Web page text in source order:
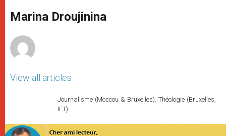
p
p
g
e
o
k
r
Marina Droujinina
View all articles
Journalisme (Moscou & Bruxelles). Théologie (Bruxelles,
IET).